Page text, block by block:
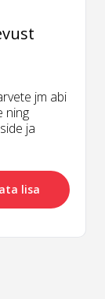
jm abi
ning
ja
lisa